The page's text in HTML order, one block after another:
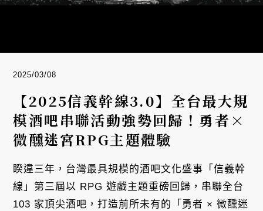
2025/03/08
【2025信義幹線3.0】全台最大規
模酒吧串聯活動強勢回歸！勇者×
微醺迷宮RPG主題體驗
睽違三年，台灣最具規模的酒吧文化盛事「信義幹
線」第三屆以 RPG 遊戲主題重磅回歸，串聯全台
103 家頂尖酒吧，打造前所未有的「勇者 × 微醺迷